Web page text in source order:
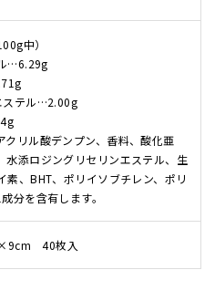
中）
…6.29g
ステル…2.00g
クリル酸デンプン、香料、酸化亜
水添ロジングリセリンエステル、生
素、BHT、ポリイソブチレン、ポリ
分を含有します。
40枚入